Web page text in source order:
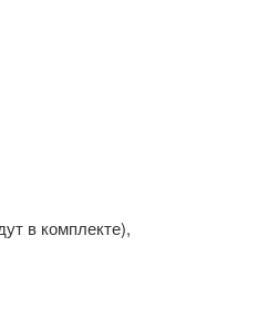
в комплекте),